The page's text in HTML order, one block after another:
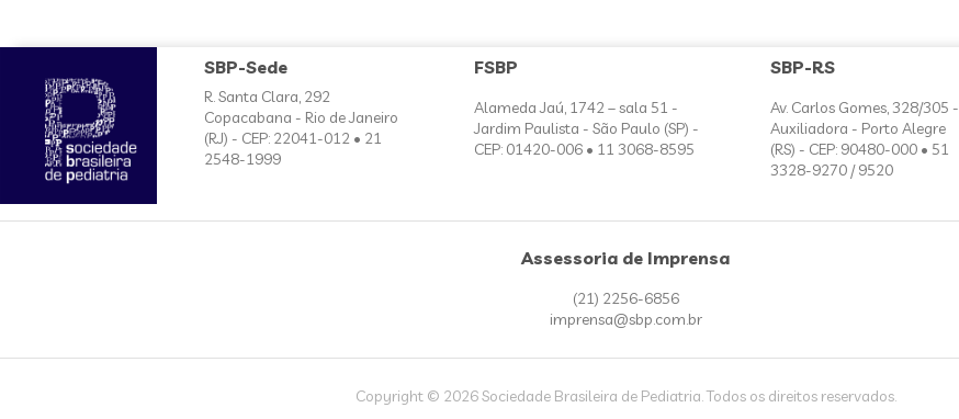
SBP-Sede
R. Santa Clara, 292
Copacabana - Rio de Janeiro
(RJ) - CEP: 22041-012 • 21
2548-1999
FSBP
Alameda Jaú, 1742 – sala 51 -
Jardim Paulista - São Paulo (SP) -
CEP: 01420-006 • 11 3068-8595
SBP-RS
Av. Carlos Gomes, 328/305 -
Auxiliadora - Porto Alegre
(RS) - CEP: 90480-000 • 51
3328-9270 / 9520
Assessoria de Imprensa
(21) 2256-6856
imprensa@sbp.com.br
Copyright © 2026 Sociedade Brasileira de Pediatria. Todos os direitos reservados.